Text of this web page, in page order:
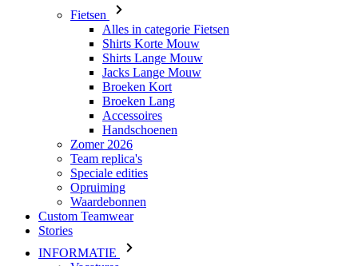
Fietsen
Alles in categorie Fietsen
Shirts Korte Mouw
Shirts Lange Mouw
Jacks Lange Mouw
Broeken Kort
Broeken Lang
Accessoires
Handschoenen
Zomer 2026
Team replica's
Speciale edities
Opruiming
Waardebonnen
Custom Teamwear
Stories
INFORMATIE